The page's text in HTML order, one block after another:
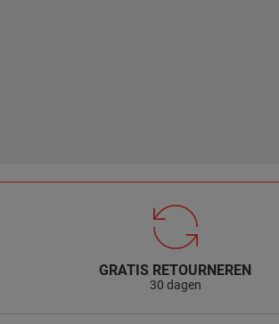
PERIDOT(S)(5)
PAREL(S)
MAANSTEEN(2)
GRATIS RETOURNEREN
30 dagen